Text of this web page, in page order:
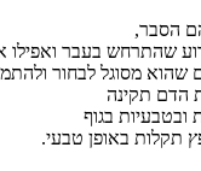
הסבר,
שהתרחש בעבר ואפילו
שהוא מסוגל לבחור
הדם תקינה
ובטבעיות בגוף
תקלות באופן טבעי.